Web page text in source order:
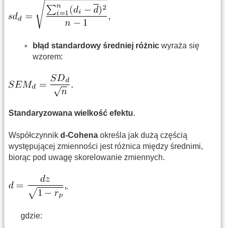
błąd standardowy średniej różnic wyraża się
wzorem:
Standaryzowana wielkość efektu.
Współczynnik d-Cohena określa jak dużą częścią
występującej zmienności jest różnica między średnimi,
biorąc pod uwagę skorelowanie zmiennych.
.
gdzie: